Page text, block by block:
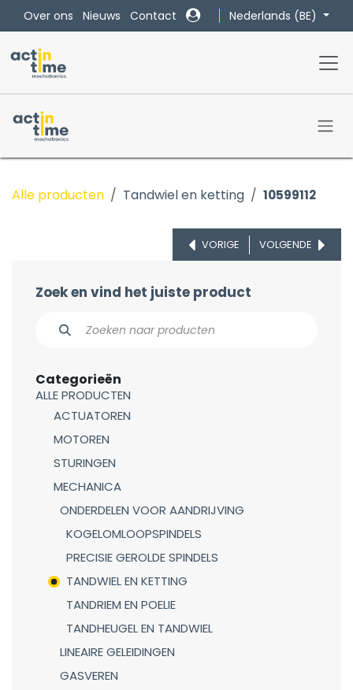
Overslaan naar inhoud
Over ons Nieuws Contact Nederlands (BE)
Alle producten Tandwiel en ketting 10599112
VORIGE VOLGENDE
Zoek en vind het juiste product
Categorieën
ALLE PRODUCTEN
ACTUATOREN
MOTOREN
STURINGEN
MECHANICA
ONDERDELEN VOOR AANDRIJVING
KOGELOMLOOPSPINDELS
PRECISIE GEROLDE SPINDELS
TANDWIEL EN KETTING
TANDRIEM EN POELIE
TANDHEUGEL EN TANDWIEL
LINEAIRE GELEIDINGEN
GASVEREN